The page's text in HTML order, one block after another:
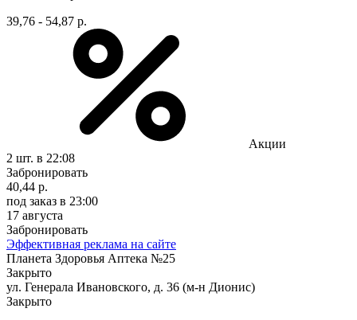
39,76 - 54,87 р.
Акции
2 шт. в 22:08
Забронировать
40,44 р.
под заказ в 23:00
17 августа
Забронировать
Эффективная реклама на сайте
Планета Здоровья Аптека №25
Закрыто
ул. Генерала Ивановского, д. 36 (м-н Дионис)
Закрыто